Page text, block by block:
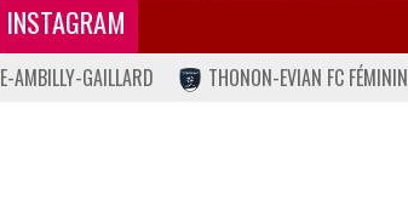
INSTAGRAM
AMBILLY-GAILLARD THONON-EVIAN FC FÉMININ